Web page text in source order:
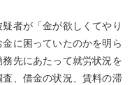
者が「金が欲しくてやり
に困っていたのかを明ら
先にあたって就労状況を
、借金の状況、賃料の滞